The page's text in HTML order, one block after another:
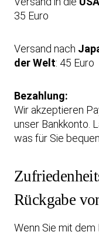
35 Euro
Versand nach
der Welt: 45 Euro
Bezahlung:
Wir akzeptieren
unser Bankkonto.
was für Sie
Rückgabe
Wenn Sie mit dem